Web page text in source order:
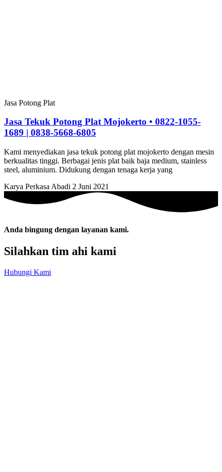
Jasa Potong Plat
Jasa Tekuk Potong Plat Mojokerto • 0822-1055-
1689 | 0838-5668-6805
Kami menyediakan jasa tekuk potong plat mojokerto dengan mesin
berkualitas tinggi. Berbagai jenis plat baik baja medium, stainless
steel, aluminium. Didukung dengan tenaga kerja yang
Karya Perkasa Abadi 2 Juni 2021
Anda bingung dengan layanan kami.
Silahkan tim ahi kami
Hubungi Kami